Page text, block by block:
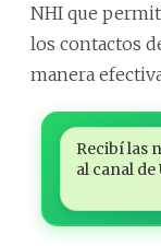
NHI que
los contactos
manera
Recibí las
al canal de